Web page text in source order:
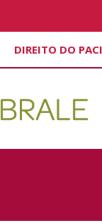
DIREITO DO